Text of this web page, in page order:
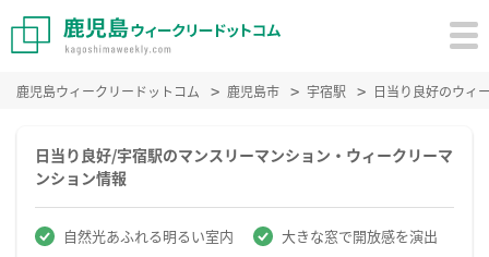
鹿児島ウィークリードットコム 鹿児島市 宇宿駅 日当り良好のウィ
日当り良好/宇宿駅のマンスリーマンション・ウィークリーマ
ンション情報
自然光あふれる明るい室内 大きな窓で開放感を演出